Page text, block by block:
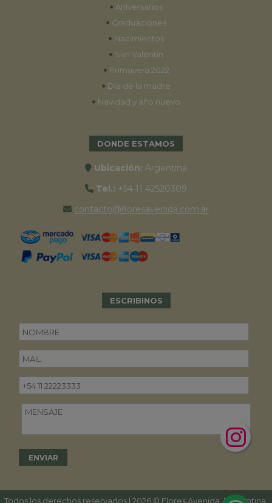
• Aniversarios
• Graduaciones
• Nacimientos
• San Valentín
• Primavera 2022
• Día de la madre
• Navidad y año nuevo
DONDE ESTAMOS
Ubicación: Argentina
Tel.: +54 11 42520309
contacto@floresavenida.com.ar
ESCRIBINOS
Todos los derechos reservados | 2026 © Flores Avenida. | Argentina.